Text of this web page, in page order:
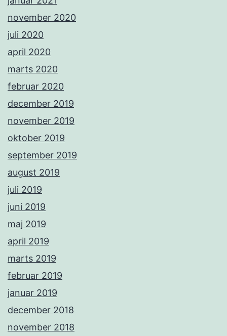
november 2020
juli 2020
april 2020
marts 2020
februar 2020
december 2019
november 2019
oktober 2019
september 2019
august 2019
juli 2019
juni 2019
maj 2019
april 2019
marts 2019
februar 2019
januar 2019
december 2018
november 2018